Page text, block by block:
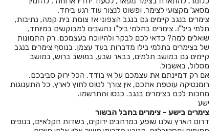
חדרים לפי שעה בבית אלעזרי
חדרים לפי שעה בבית אלפא
חדרים לפי שעה בבית ג'אן
חדרים לפי שעה בבית דגן
חדרים לפי שעה בבית הלל
חדרים לפי שעה בבית חרות
חדרים לפי שעה בבית יהושע
מסאג' מקצועי לצימר, ופשוט לנצור עוד רגע ביחד.
צימרים בנגב קיימים גם בנגב הצפוני אז צומת בית קמה, נתיבות,
תלמי ביל"ו. צימרים בתלמי ביל"ו נחשבים למבוקשים במיוחד,
שואלים למה? כדאי לכם לבקר ולהיווכח בעצמכם. רק התמונות
של בצימרים בתלמי בילו מדברות בעד עצמן. בנוסף צימרים בנגב
קיימים גם במושב תלמים, בבאר שבע, במושב ברוש, במושב
מסלול, באשבול.
אם רק דמיינתם את עצמכם על אי בודד, הכל ירוק סביבכם,
רומנטיקה עוטפת אתכם, אין צורך לטוס לחוץ לארץ, כל התענוגות
מחכות לכם בצימרים בנגב. כנסו והתרשמו.
ישע
צימרים בישע – צימרים בחבל הבשור
דרום הארץ שלנו שופע במרחבים ירוקים, בשדות חקלאיים, בנופים